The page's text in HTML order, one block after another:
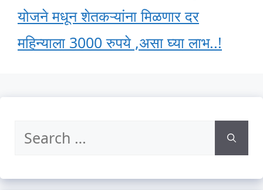
योजने मधून शेतकऱ्यांना मिळणार दर
महिन्याला 3000 रुपये ,असा घ्या लाभ..!
Search